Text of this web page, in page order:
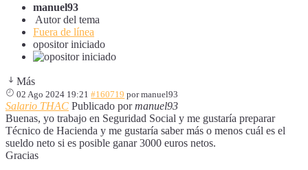
manuel93
Autor del tema
Fuera de línea
opositor iniciado
Más
02 Ago 2024 19:21 #160719 pormanuel93
Salario THAC Publicado pormanuel93
Buenas, yo trabajo en Seguridad Social y me gustaría preparar
Técnico de Hacienda y me gustaría saber más o menos cuál es el
sueldo neto si es posible ganar 3000 euros netos.
Gracias